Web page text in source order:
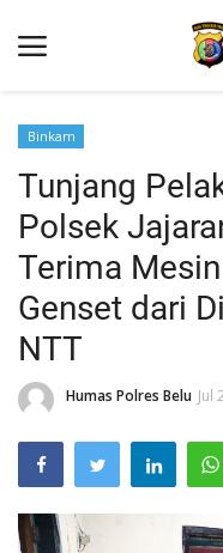
Beranda
Terms & Conditions
Reskrim
Binkam
Lantas
Polisi Kita
Mitra Polisi
Giat Ops
Binkam
Tunjang
Polsek
Terima
Genset dari
NTT
Humas Polres Belu Jul